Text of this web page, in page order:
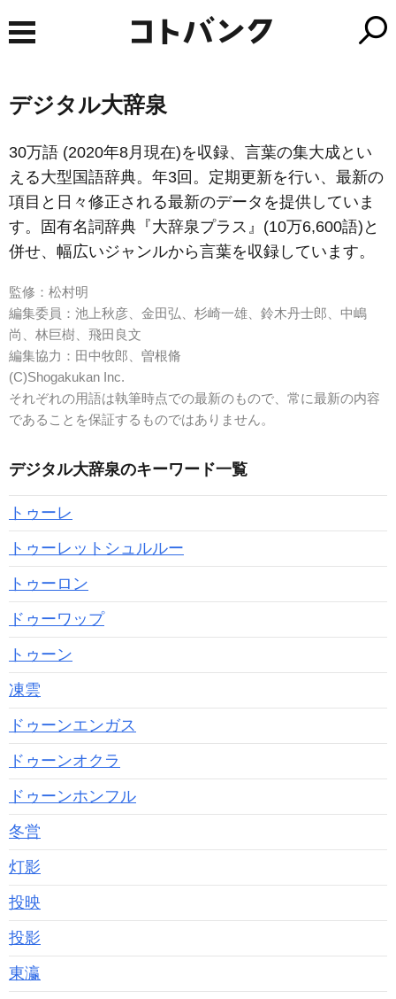
デジタル大辞泉
30万語 (2020年8月現在)を収録、言葉の集大成とい
える大型国語辞典。年3回。定期更新を行い、最新の
項目と日々修正される最新のデータを提供していま
す。固有名詞辞典『大辞泉プラス』(10万6,600語)と
併せ、幅広いジャンルから言葉を収録しています。
監修：松村明
編集委員：池上秋彦、金田弘、杉崎一雄、鈴木丹士郎、中嶋
尚、林巨樹、飛田良文
編集協力：田中牧郎、曽根脩
(C)Shogakukan Inc.
それぞれの用語は執筆時点での最新のもので、常に最新の内容
であることを保証するものではありません。
デジタル大辞泉のキーワード一覧
トゥーレ
トゥーレットシュルルー
トゥーロン
ドゥーワップ
トゥーン
凍雲
ドゥーンエンガス
ドゥーンオクラ
ドゥーンホンフル
冬営
灯影
投映
投影
東瀛